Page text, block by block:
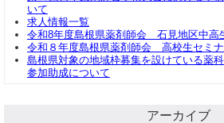
いて
求人情報一覧
令和8年度島根県薬剤師会 石見地区中
令和８年度島根県薬剤師会 高校生セミ
島根県対象の地域枠募集を設けている薬
参加助成について
アーカイブ